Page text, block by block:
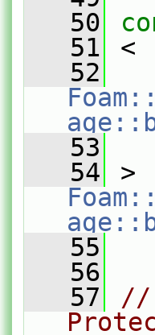
   50
   51
<
   52
   53
   54
   55
   56
   57
//